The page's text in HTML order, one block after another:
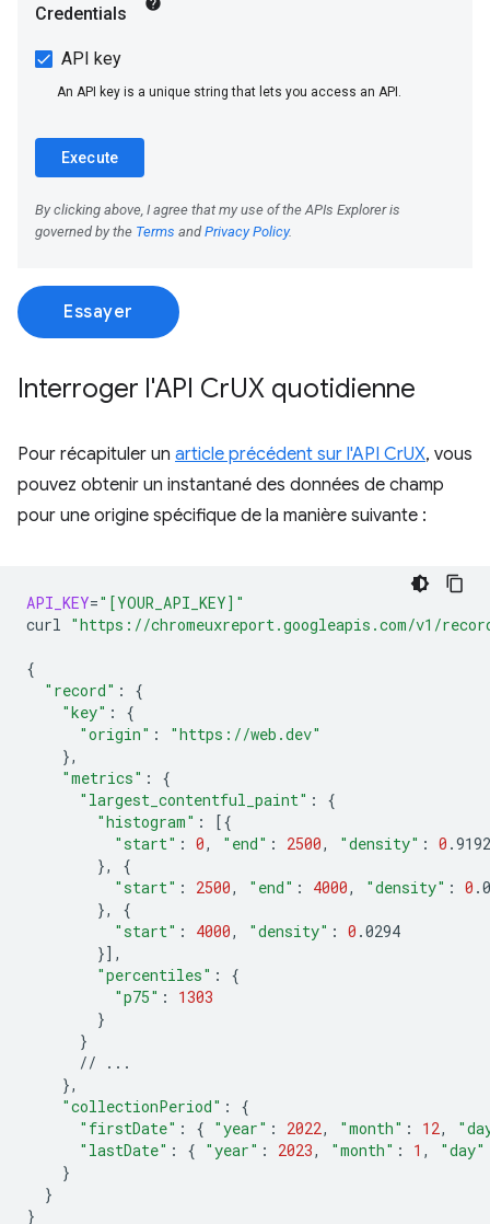
Essayer
Interroger l'API CrUX quotidienne
Pour récapituler un article précédent sur l'API CrUX, vous
pouvez obtenir un instantané des données de champ
pour une origine spécifique de la manière suivante :
API_KEY="[YOUR_API_KEY]"
curl "https://chromeuxreport.googleapis.com/v1/
{
"record" :
{
"key" :
{
"origin" :
"https://web.dev"
}
"metrics" :
{
"largest_contentful_paint" :
{
"histogram" :
[{
"start" : 0, "end" : 2500, "density" : 0
},
{
"start" : 2500, "end" : 4000, "density" : 0
},
{
"start" : 4000, "density" : 0
}]
"percentiles" :
{
"p75" :
1303
}
}
//
}
"collectionPeriod" :
{
"firstDate" : { "year" : 2022, "month" : 12,
"lastDate" : { "year" : 2023, "month" : 1 , "day"
}
}
}